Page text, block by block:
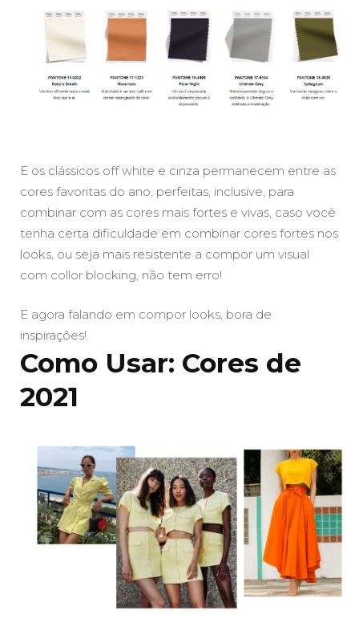
E os clássicos off white e cinza permanecem entre as
cores favoritas do ano, perfeitas, inclusive, para
combinar com as cores mais fortes e vivas, caso você
tenha certa dificuldade em combinar cores fortes nos
looks, ou seja mais resistente a compor um visual
com collor blocking, não tem erro!
E agora falando em compor looks, bora de
inspirações!
Como Usar: Cores de
2021